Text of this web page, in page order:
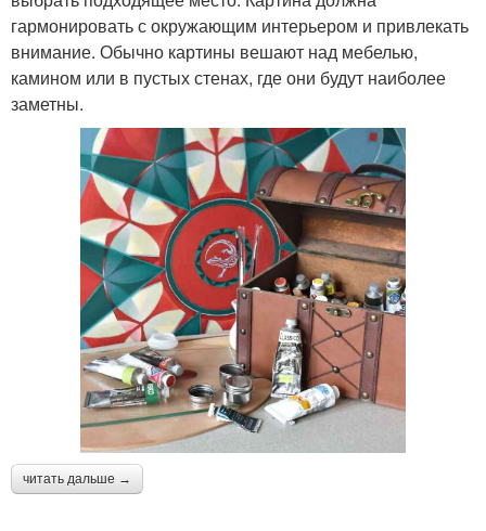
гармонировать с окружающим интерьером и привлекать
внимание. Обычно картины вешают над мебелью,
камином или в пустых стенах, где они будут наиболее
заметны.
читать дальше →